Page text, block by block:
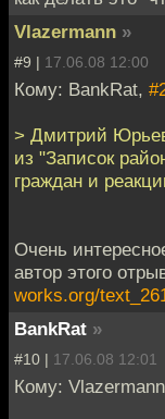
Vlazermann »
#9 | 17.06.08 12:00
Кому: BankRat,
> Дмитрий
из "Записок
граждан и
Очень
автор этого
works.org/
BankRat »
#10 | 17.06.08 12:01
Кому: